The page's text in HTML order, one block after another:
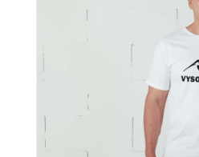
hviezdičiek.